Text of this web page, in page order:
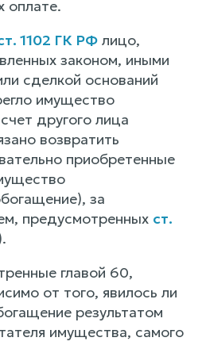
оплате.
1102 ГК РФ лицо,
законом, иными
сделкой оснований
имущество
другого лица
возвратить
приобретенные
за
предусмотренных ст.
главой 60,
от того, явилось ли
результатом
имущества, самого